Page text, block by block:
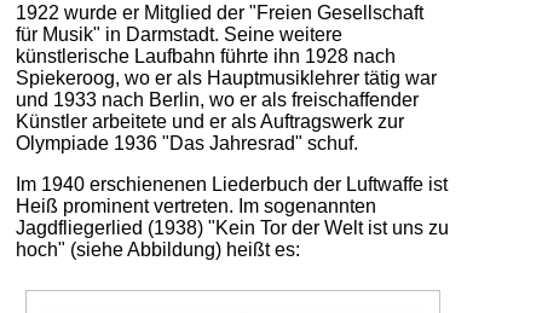
1922 wurde er Mitglied der "Freien Gesellschaft
für Musik" in Darmstadt. Seine weitere
künstlerische Laufbahn führte ihn 1928 nach
Spiekeroog, wo er als Hauptmusiklehrer tätig war
und 1933 nach Berlin, wo er als freischaffender
Künstler arbeitete und er als Auftragswerk zur
Olympiade 1936 "Das Jahresrad" schuf.
Im 1940 erschienenen Liederbuch der Luftwaffe ist
Heiß prominent vertreten. Im sogenannten
Jagdfliegerlied (1938) "Kein Tor der Welt ist uns zu
hoch" (siehe Abbildung) heißt es: